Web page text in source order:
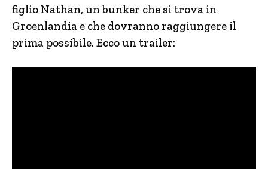
figlio Nathan, un bunker che si trova in
Groenlandia e che dovranno raggiungere il
prima possibile. Ecco un trailer: